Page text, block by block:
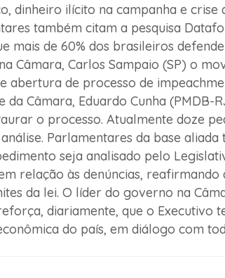
dinheiro ilícito na campanha e crise
também citam a pesquisa
mais de 60% dos brasileiros
Câmara, Carlos Sampaio (SP) o
abertura de processo de
da Câmara, Eduardo Cunha (PMDB-
o processo. Atualmente doze
Parlamentares da base
seja analisado pelo
relação às denúncias,
da lei. O líder do governo na
diariamente, que o Executivo
do país, em diálogo com